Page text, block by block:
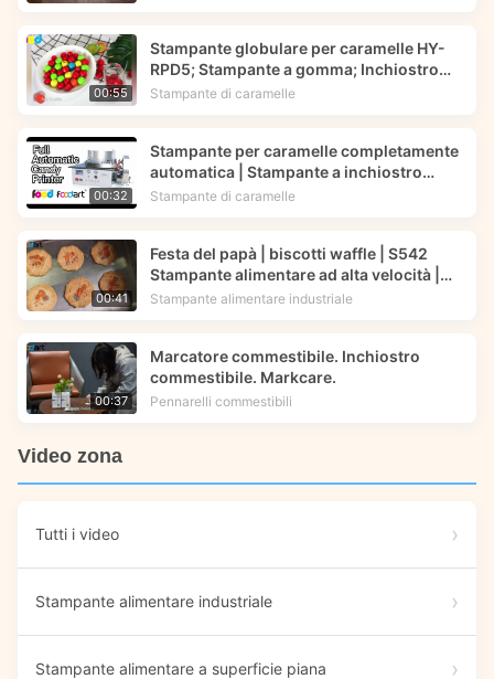
00:55
Stampante globulare per caramelle HY-
RPD5; Stampante a gomma; Inchiostro
commestibile -- Foodart®
Stampante di caramelle
00:32
Stampante per caramelle completamente
automatica | Stampante a inchiostro
commestibile | Foodart® di Foodprinttech
Stampante di caramelle
00:41
Festa del papà | biscotti waffle | S542
Stampante alimentare ad alta velocità |
Foodprinttech
Stampante alimentare industriale
00:37
Marcatore commestibile. Inchiostro
commestibile. Markcare.
Pennarelli commestibili
Video zona
Tutti i video
Stampante alimentare industriale
Stampante alimentare a superficie piana